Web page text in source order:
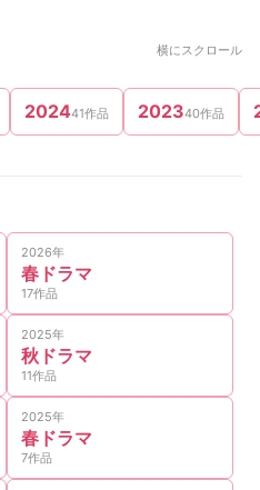
横にスクロール
202441作品 202340作品
2026年
春ドラマ
17作品
2025年
秋ドラマ
11作品
2025年
春ドラマ
7作品